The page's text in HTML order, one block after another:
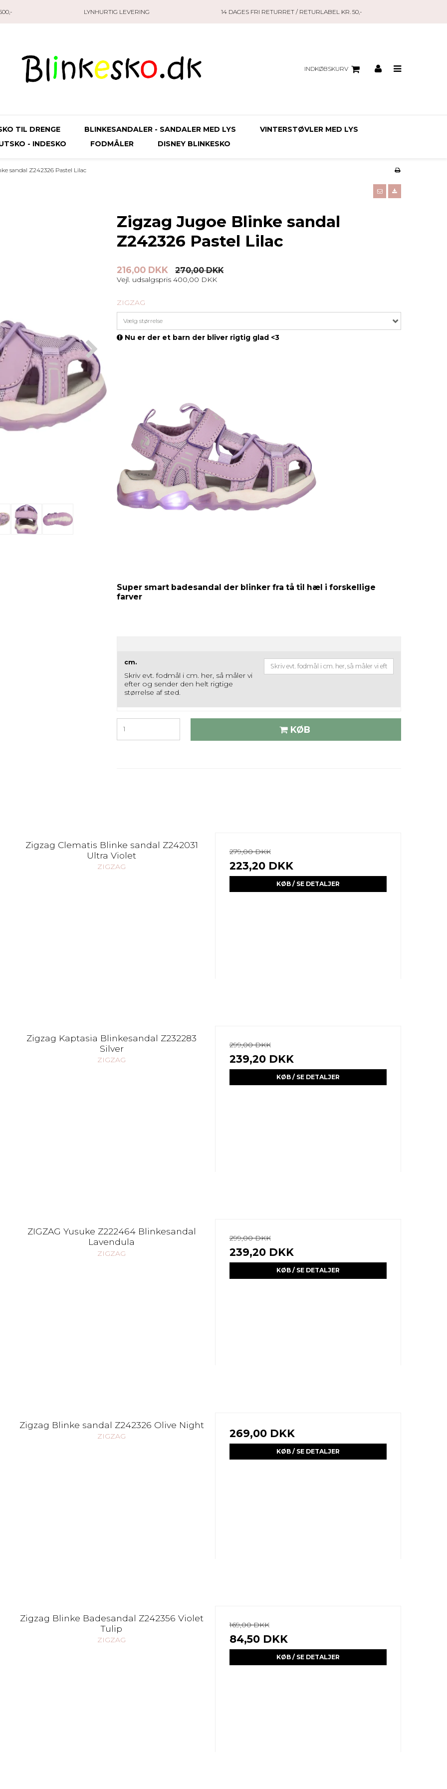
LYNHURTIG LEVERING 14 DAGES FRI RETURRET / RETURLABEL KR. 50,-
INDKØBSKURV
TIL DRENGE BLINKESANDALER - SANDALER MED LYS
VINTERSTØVLER MED LYS
- INDESKO
FODMÅLER DISNEY BLINKESKO
sandal Z242326 Pastel Lilac
Zigzag Jugoe Blinke sandal
Z242326 Pastel Lilac
216,00 DKK 270,00 DKK
Vejl. udsalgspris 400,00 DKK
ZIGZAG
Vælg størrelse
Nu er der et barn der bliver rigtig glad <3
Super smart badesandal der blinker fra tå til hæl i forskellige
farver
cm.
Skriv evt. fodmål i cm. her, så måler vi
efter og sender den helt rigtige
størrelse af sted.
KØB
Zigzag Clematis Blinke sandal Z242031
Ultra Violet
ZIGZAG
279,00 DKK
223,20 DKK
KØB / SE DETALJER
Zigzag Kaptasia Blinkesandal Z232283
Silver
ZIGZAG
299,00 DKK
239,20 DKK
KØB / SE DETALJER
ZIGZAG Yusuke Z222464 Blinkesandal
Lavendula
ZIGZAG
299,00 DKK
239,20 DKK
KØB / SE DETALJER
Zigzag Blinke sandal Z242326 Olive Night
ZIGZAG 269,00 DKK
KØB / SE DETALJER
Zigzag Blinke Badesandal Z242356 Violet
Tulip
ZIGZAG
169,00 DKK
84,50 DKK
KØB / SE DETALJER